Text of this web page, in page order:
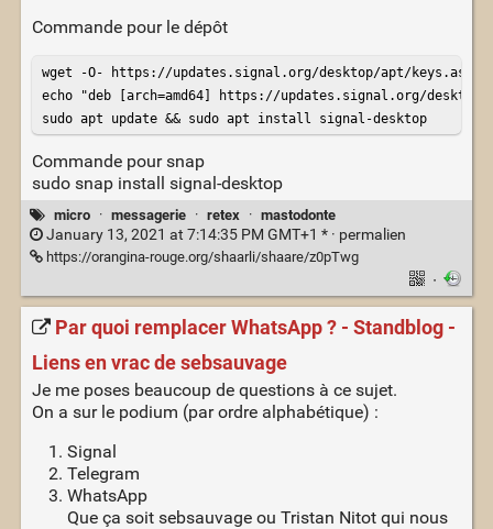
Commande pour le dépôt
wget -O- https://updates.signal.org/desktop/apt/keys.asc |
echo "deb [arch=amd64] https://updates.signal.org/
sudo apt update && sudo apt install signal-desktop
Commande pour snap
sudo snap install signal-desktop
micro · messagerie · retex · mastodonte
January 13, 2021 at 7:14:35 PM GMT+1 * · permalien
https://orangina-rouge.org/shaarli/shaare/z0pTwg
·
Par quoi remplacer WhatsApp ? - Standblog -
Liens en vrac de sebsauvage
Je me poses beaucoup de questions à ce sujet.
On a sur le podium (par ordre alphabétique) :
Signal
Telegram
WhatsApp
Que ça soit sebsauvage ou Tristan Nitot qui nous